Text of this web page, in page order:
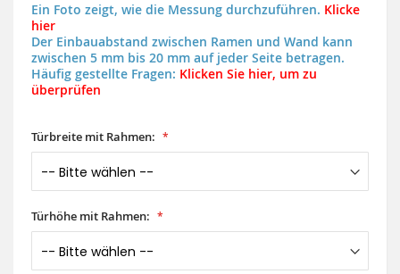
Ein Foto zeigt, wie die Messung durchzuführen. Klicke
hier
Der Einbauabstand zwischen Ramen und Wand kann
zwischen 5 mm bis 20 mm auf jeder Seite betragen.
Häufig gestellte Fragen: Klicken Sie hier, um zu
überprüfen
Türbreite mit Rahmen:
Türhöhe mit Rahmen: